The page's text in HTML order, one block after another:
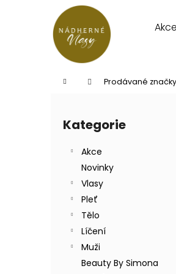
Akce
Domů Prodávané značky
Přeskočit
kategorie
Kategorie
Akce
Novinky
Vlasy
Pleť
Tělo
Líčení
Muži
Beauty By Simona
Zpět
Zpět